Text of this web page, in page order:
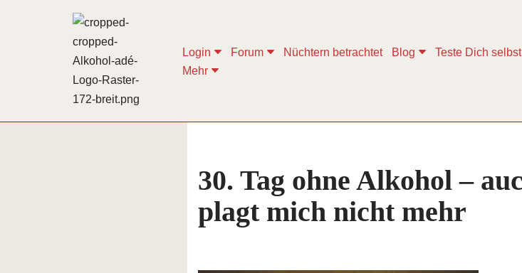
Login Forum Nüchtern betrachtet Blog Teste Dich selbst
Mehr
30. Tag ohne Alkohol –
plagt mich nicht mehr